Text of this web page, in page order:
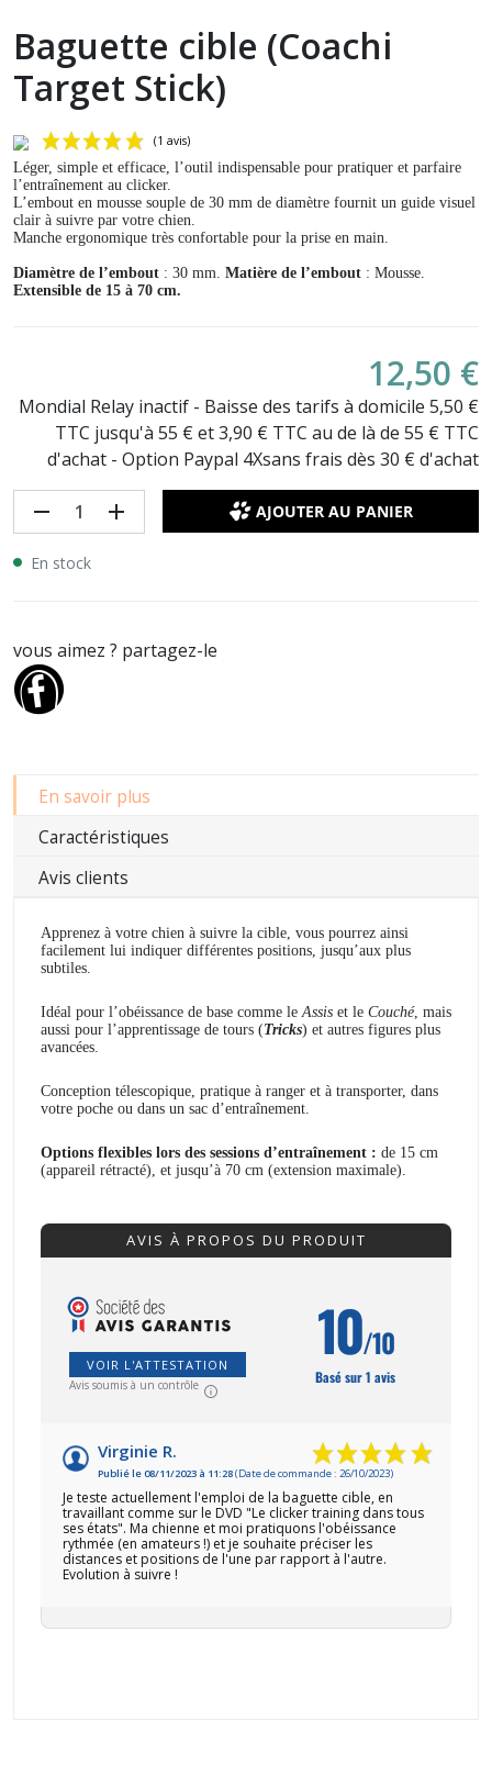
Baguette cible (Coachi
Target Stick)
Léger, simple et efficace, l’outil indispensable pour pratiquer et parfaire
l’entraînement au clicker.
L’embout en mousse souple de 30 mm de diamètre fournit un guide visuel
clair à suivre par votre chien.
Manche ergonomique très confortable pour la prise en main.
Diamètre de l’embout : 30 mm. Matière de l’embout : Mousse.
Extensible de 15 à 70 cm.
12,50 €
Mondial Relay inactif - Baisse des tarifs à domicile 5,50 €
TTC jusqu'à 55 € et 3,90 € TTC au de là de 55 € TTC
d'achat - Option Paypal 4Xsans frais dès 30 € d'achat
remove add AJOUTER AU PANIER
En stock
vous aimez ? partagez-le
En savoir plus
Caractéristiques
Avis clients
Apprenez à votre chien à suivre la cible, vous pourrez ainsi
facilement lui indiquer différentes positions, jusqu’aux plus
subtiles.
Idéal pour l’obéissance de base comme leAssis et le Couché, mais
aussi pour l’apprentissage de tours (Tricks) et autres figures plus
avancées.
Conception télescopique, pratique à ranger et à transporter, dans
votre poche ou dans un sac d’entraînement.
Options flexibles lors des sessions d’entraînement : de 15 cm
(appareil rétracté), et jusqu’à 70 cm (extension maximale).
AVIS À PROPOS DU PRODUIT
VOIR L'ATTESTATION
Avis soumis à un contrôle
10/10
Basé sur 1 avis
Virginie R.
Publié le 08/11/2023 à 11:28(Date de commande : 26/10/2023)
Je teste actuellement l'emploi de la baguette cible, en
travaillant comme sur le DVD "Le clicker training dans tous
ses états". Ma chienne et moi pratiquons l'obéissance
rythmée (en amateurs !) et je souhaite préciser les
distances et positions de l'une par rapport à l'autre.
Evolution à suivre !